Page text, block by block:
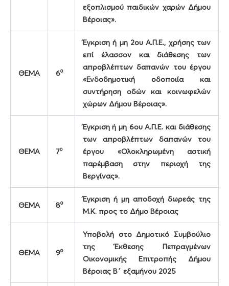
εξοπλισμού παιδικών χαρών Δήμου
Βέροιας».
ΘΕΜΑ 6ο
Έγκριση ή μη 2ου Α.Π.Ε., χρήσης των
επί έλασσον και διάθεσης των
απροβλέπτων δαπανών του έργου
«Ενδοδημοτική οδοποιία και
συντήρηση οδών και κοινωφελών
χώρων Δήμου Βέροιας».
ΘΕΜΑ 7ο
Έγκριση ή μη 6ου Α.Π.Ε. και διάθεσης
των απροβλέπτων δαπανών του
έργου «Ολοκληρωμένη αστική
παρέμβαση στην περιοχή της
Βεργίνας».
ΘΕΜΑ 8ο
Έγκριση ή μη αποδοχή δωρεάς της
Μ.Κ. προς το Δήμο Βέροιας
ΘΕΜΑ 9ο
Υποβολή στο Δημοτικό Συμβούλιο
της Έκθεσης Πεπραγμένων
Οικονομικής Επιτροπής Δήμου
Βέροιας Β΄ εξαμήνου 2025